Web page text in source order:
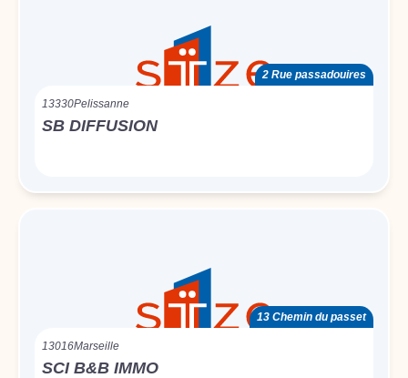
2 Rue passadouires
13330Pelissanne
SB DIFFUSION
13 Chemin du passet
13016Marseille
SCI B&B IMMO